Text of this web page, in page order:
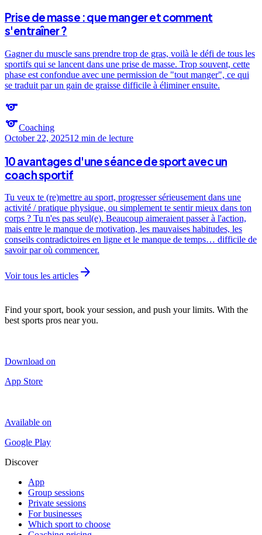
Prise de masse : que manger et comment
s'entraîner ?
Gagner du muscle sans prendre trop de gras, voilà le défi de tous les
sportifs qui se lancent dans une prise de masse. Trop souvent, cette
phase est confondue avec une permission de "tout manger", ce qui
se traduit par un gain de graisse difficile à éliminer ensuite.
sports
sportsCoaching
October 22, 202512 min de lecture
10 avantages d'une séance de sport avec un
coach sportif
Tu veux te (re)mettre au sport, progresser sérieusement dans une
activité / pratique physique, ou simplement te sentir mieux dans ton
corps ? Tu n'es pas seul(e). Beaucoup aimeraient passer à l'action,
mais entre le manque de motivation, les mauvaises habitudes, les
conseils contradictoires en ligne et le manque de temps… difficile de
savoir par où commencer.
Voir tous les articles arrow_forward
Find your sport, book your session, and push your limits. With the
best sports pros near you.
Download on
App Store
Available on
Google Play
Discover
App
Group sessions
Private sessions
For businesses
Which sport to choose